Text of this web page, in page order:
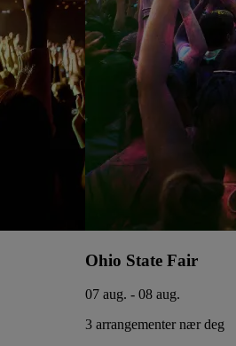
Ohio State Fair
07 aug. - 08 aug.
3 arrangementer nær deg